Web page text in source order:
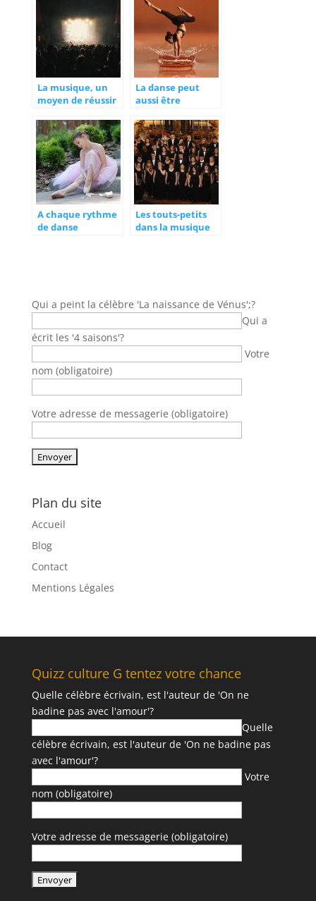
la culture
La musique, un
moyen de réussir
La danse peut
aussi être
comme une
activité sportive
A chaque rythme
de danse
Les touts-petits
dans la musique
Qui a peint la célèbre 'La naissance de Vénus';?
Qui a
écrit les '4 saisons'?
Votre
nom (obligatoire)
Votre adresse de messagerie (obligatoire)
Plan du site
Accueil
Blog
Contact
Mentions Légales
Quizz culture G tentez votre chance
Quelle célèbre écrivain, est l'auteur de 'On ne
badine pas avec l'amour'?
Quelle
célèbre écrivain, est l'auteur de 'On ne badine pas
avec l'amour'?
Votre
nom (obligatoire)
Votre adresse de messagerie (obligatoire)